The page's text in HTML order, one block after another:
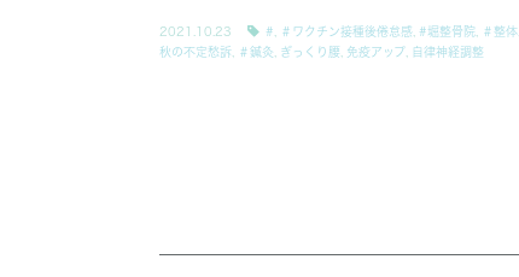
2021.10.23 # ＃ワクチン接種後倦怠感 #堀整骨院 ＃整体
秋の不定愁訴
＃鍼灸 ぎっくり腰 免疫アップ 自律神経調整